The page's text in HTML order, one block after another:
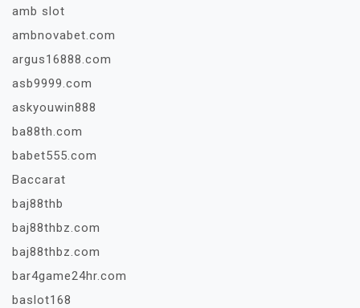
amb slot
ambnovabet.com
argus16888.com
asb9999.com
askyouwin888
ba88th.com
babet555.com
Baccarat
baj88thb
baj88thbz.com
baj88thbz.com
bar4game24hr.com
baslot168